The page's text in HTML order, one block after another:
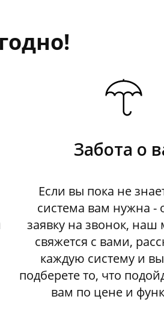
Забота о
Если вы пока не
система вам нужна -
заявку на звонок,
свяжется с вами,
каждую систему и
подберете то, что
вам по цене и